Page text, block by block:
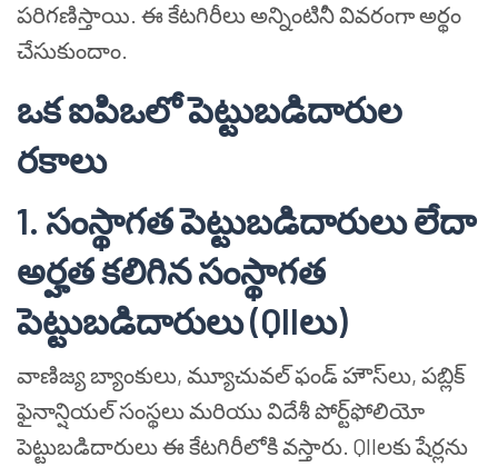
పరిగణిస్తాయి. ఈ కేటగిరీలు అన్నింటినీ వివరంగా అర్థం
చేసుకుందాం.
ఒక ఐపిఒలో పెట్టుబడిదారుల
రకాలు
1. సంస్థాగత పెట్టుబడిదారులు లేదా
అర్హత కలిగిన సంస్థాగత
పెట్టుబడిదారులు (QIIలు)
వాణిజ్య బ్యాంకులు, మ్యూచువల్ ఫండ్ హౌస్‌లు, పబ్లిక్
ఫైనాన్షియల్ సంస్థలు మరియు విదేశీ పోర్ట్‌ఫోలియో
పెట్టుబడిదారులు ఈ కేటగిరీలోకి వస్తారు. QIIలకు షేర్లను